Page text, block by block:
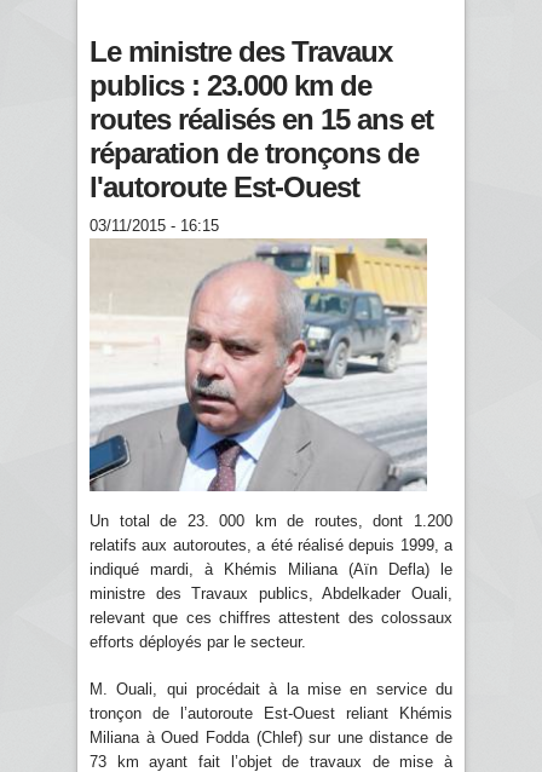
Le ministre des Travaux
publics : 23.000 km de
routes réalisés en 15 ans et
réparation de tronçons de
l'autoroute Est-Ouest
03/11/2015 - 16:15
Un total de 23. 000 km de routes, dont 1.200
relatifs aux autoroutes, a été réalisé depuis 1999, a
indiqué mardi, à Khémis Miliana (Aïn Defla) le
ministre des Travaux publics, Abdelkader Ouali,
relevant que ces chiffres attestent des colossaux
efforts déployés par le secteur.
M. Ouali, qui procédait à la mise en service du
tronçon de l’autoroute Est-Ouest reliant Khémis
Miliana à Oued Fodda (Chlef) sur une distance de
73 km ayant fait l’objet de travaux de mise à